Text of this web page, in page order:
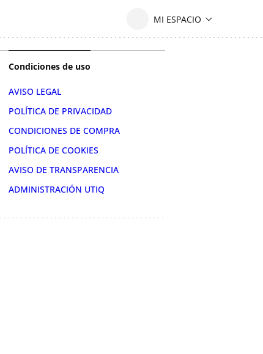
Condiciones de uso
AVISO LEGAL
POLÍTICA DE PRIVACIDAD
CONDICIONES DE COMPRA
POLÍTICA DE COOKIES
AVISO DE TRANSPARENCIA
ADMINISTRACIÓN UTIQ